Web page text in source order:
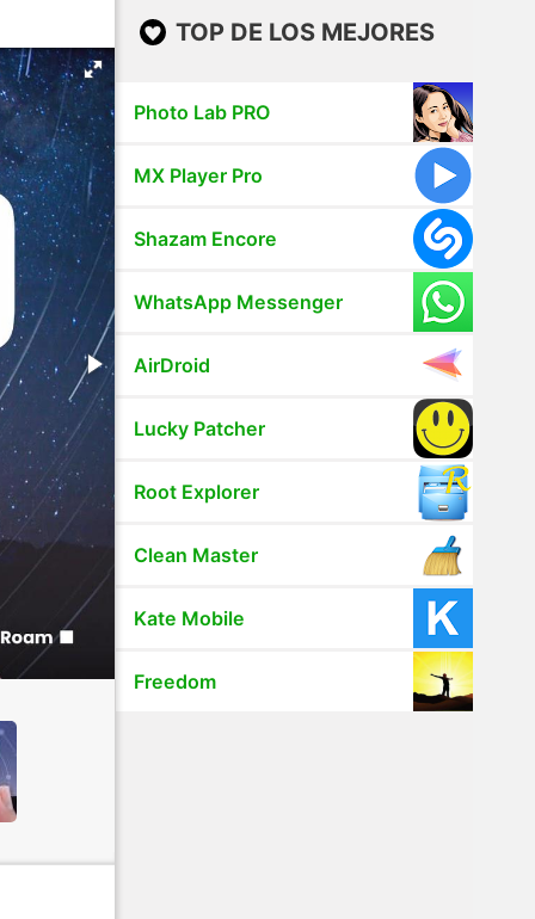
TOP DE LOS MEJORES
Photo Lab PRO
MX Player Pro
Shazam Encore
WhatsApp Messenger
AirDroid
Lucky Patcher
Root Explorer
Clean Master
Kate Mobile
Freedom